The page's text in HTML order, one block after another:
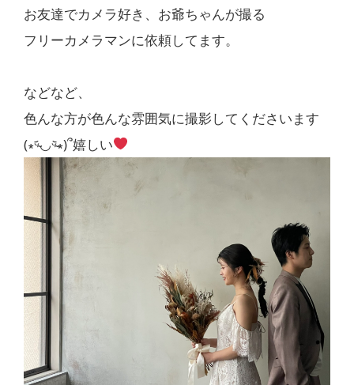
お友達でカメラ好き、お爺ちゃんが撮る
フリーカメラマンに依頼してます。
などなど、
色んな方が色んな雰囲気に撮影してくださいます
(∗ᵕ̴᷄◡ᵕ̴᷅∗)՞嬉しい